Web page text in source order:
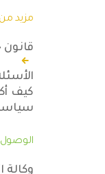
مزيد
كيف
وكالة